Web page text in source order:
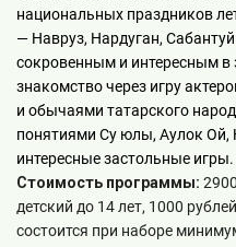
национальных праздников
— Навруз, Нардуган,
сокровенным и интересным в
знакомство через игру
и обычаями татарского
понятиями Су юлы, Аулок Ой,
интересные застольные игры.
Стоимость программы:
детский до 14 лет, 1000
состоится при наборе